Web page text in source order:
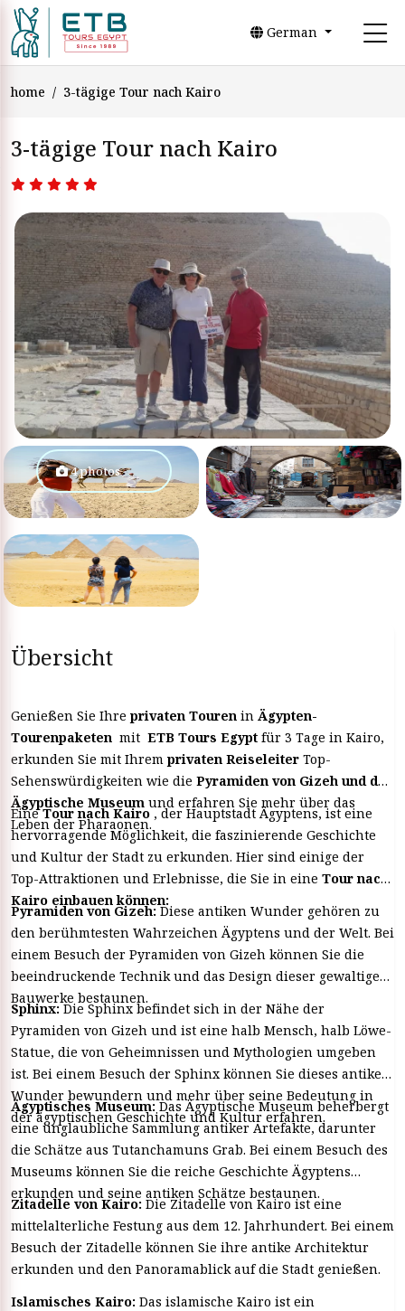
German
home 3-tägige Tour nach Kairo
3-tägige Tour nach Kairo
4 photos
Übersicht
Genießen Sie Ihre privaten Touren in Ägypten-
Tourenpaketen mit ETB Tours Egypt für 3 Tage in Kairo,
erkunden Sie mit Ihrem privaten Reiseleiter Top-
Sehenswürdigkeiten wie die Pyramiden von Gizeh und das
Ägyptische Museum und erfahren Sie mehr über das
Leben der Pharaonen.
EineTour nach Kairo, der Hauptstadt Ägyptens, ist eine
hervorragende Möglichkeit, die faszinierende Geschichte
und Kultur der Stadt zu erkunden. Hier sind einige der
Top-Attraktionen und Erlebnisse, die Sie in eine Tour nach
Kairo einbauen können:
Pyramiden von Gizeh:Diese antiken Wunder gehören zu
den berühmtesten Wahrzeichen Ägyptens und der Welt. Bei
einem Besuch der Pyramiden von Gizeh können Sie die
beeindruckende Technik und das Design dieser gewaltigen
Bauwerke bestaunen.
Sphinx:Die Sphinx befindet sich in der Nähe der
Pyramiden von Gizeh und ist eine halb Mensch, halb Löwe-
Statue, die von Geheimnissen und Mythologien umgeben
ist. Bei einem Besuch der Sphinx können Sie dieses antike
Wunder bewundern und mehr über seine Bedeutung in
der ägyptischen Geschichte und Kultur erfahren.
Ägyptisches Museum:Das Ägyptische Museum beherbergt
eine unglaubliche Sammlung antiker Artefakte, darunter
die Schätze aus Tutanchamuns Grab. Bei einem Besuch des
Museums können Sie die reiche Geschichte Ägyptens
erkunden und seine antiken Schätze bestaunen.
Zitadelle von Kairo: Die Zitadelle von Kairo ist eine
mittelalterliche Festung aus dem 12. Jahrhundert. Bei einem
Besuch der Zitadelle können Sie ihre antike Architektur
erkunden und den Panoramablick auf die Stadt genießen.
Islamisches Kairo: Das islamische Kairo ist ein